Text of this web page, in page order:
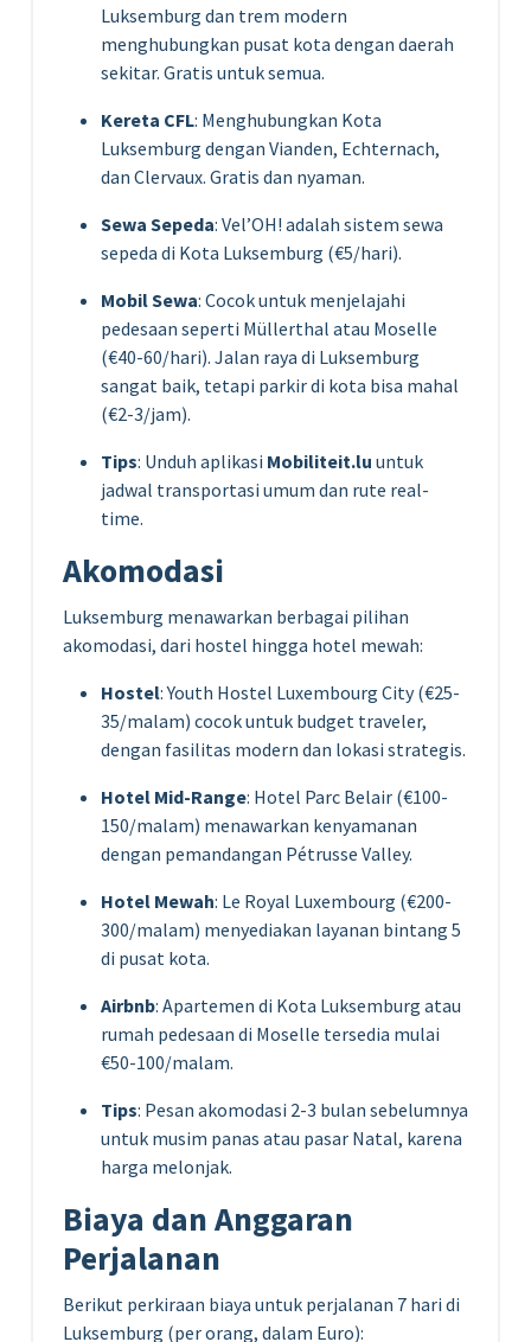
Luksemburg dan trem modern
menghubungkan pusat kota dengan daerah
sekitar. Gratis untuk semua.
Kereta CFL: Menghubungkan Kota
Luksemburg dengan Vianden, Echternach,
dan Clervaux. Gratis dan nyaman.
Sewa Sepeda: Vel’OH! adalah sistem sewa
sepeda di Kota Luksemburg (€5/hari).
Mobil Sewa: Cocok untuk menjelajahi
pedesaan seperti Müllerthal atau Moselle
(€40-60/hari). Jalan raya di Luksemburg
sangat baik, tetapi parkir di kota bisa mahal
(€2-3/jam).
Tips: Unduh aplikasi Mobiliteit.lu untuk
jadwal transportasi umum dan rute real-
time.
Akomodasi
Luksemburg menawarkan berbagai pilihan
akomodasi, dari hostel hingga hotel mewah:
Hostel: Youth Hostel Luxembourg City (€25-
35/malam) cocok untuk budget traveler,
dengan fasilitas modern dan lokasi strategis.
Hotel Mid-Range: Hotel Parc Belair (€100-
150/malam) menawarkan kenyamanan
dengan pemandangan Pétrusse Valley.
Hotel Mewah: Le Royal Luxembourg (€200-
300/malam) menyediakan layanan bintang 5
di pusat kota.
Airbnb: Apartemen di Kota Luksemburg atau
rumah pedesaan di Moselle tersedia mulai
€50-100/malam.
Tips: Pesan akomodasi 2-3 bulan sebelumnya
untuk musim panas atau pasar Natal, karena
harga melonjak.
Biaya dan Anggaran
Perjalanan
Berikut perkiraan biaya untuk perjalanan 7 hari di
Luksemburg (per orang, dalam Euro):